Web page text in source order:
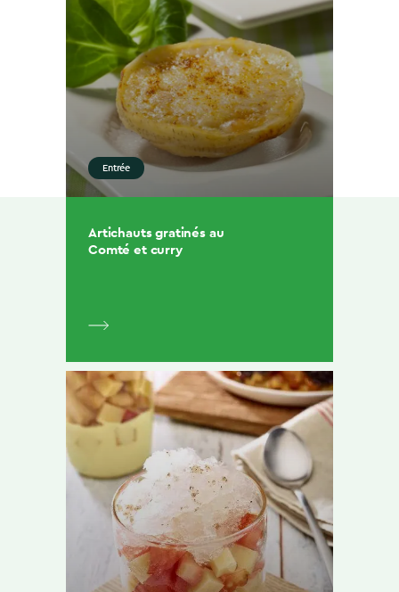
Entrée
Artichauts gratinés au
Comté et curry